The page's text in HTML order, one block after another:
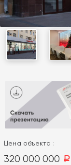
Цена объекта :
320 000 000 a